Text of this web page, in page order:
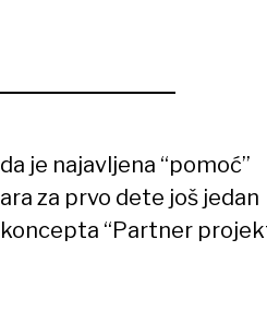
je najavljena “pomoć”
za prvo dete još jedan
“Partner